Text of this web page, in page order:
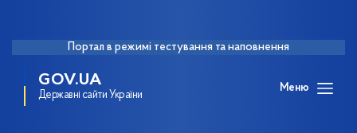
Портал в режимі тестування та наповнення
GOV.UA
Державні сайти України
Меню